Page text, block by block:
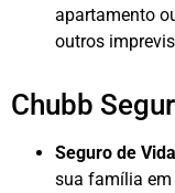
apartamento
outros
Chubb
Seguro de
sua família